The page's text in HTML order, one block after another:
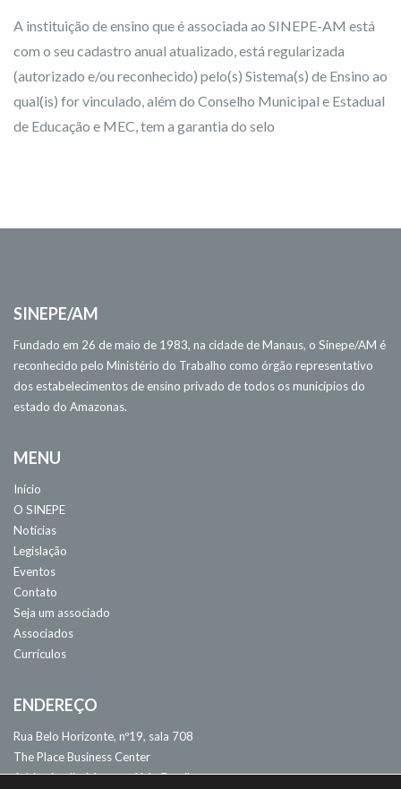
A instituição de ensino que é associada ao SINEPE-AM está
com o seu cadastro anual atualizado, está regularizada
(autorizado e/ou reconhecido) pelo(s) Sistema(s) de Ensino ao
qual(is) for vinculado, além do Conselho Municipal e Estadual
de Educação e MEC, tem a garantia do selo
SINEPE/AM
Fundado em 26 de maio de 1983, na cidade de Manaus, o Sinepe/AM é
reconhecido pelo Ministério do Trabalho como órgão representativo
dos estabelecimentos de ensino privado de todos os municípios do
estado do Amazonas.
MENU
Início
O SINEPE
Notícias
Legislação
Eventos
Contato
Seja um associado
Associados
Currículos
ENDEREÇO
Rua Belo Horizonte, nº19, sala 708
The Place Business Center
Adrianópolis. Manaus, AM - Brasil